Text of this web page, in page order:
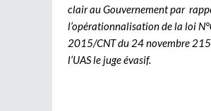
clair au Gouvernement par
l’opérationnalisation de la loi
2015/CNT du 24 novembre
l’UAS le juge évasif.